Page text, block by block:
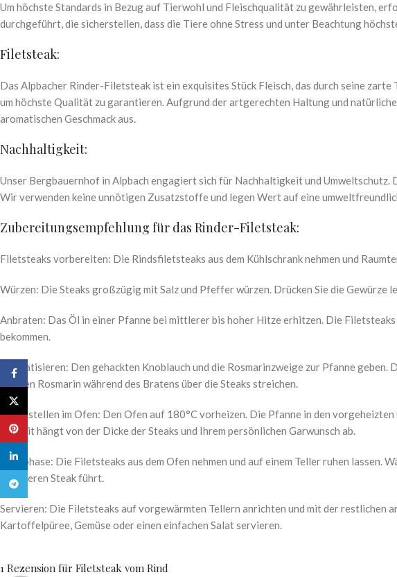
Um höchste Standards in Bezug auf Tierwohl und Fleischqualität zu gewährleisten,
durchgeführt, die sicherstellen, dass die Tiere ohne Stress und unter Beachtung
Filetsteak:
Das Alpbacher Rinder-Filetsteak ist ein exquisites Stück Fleisch, das durch seine
um höchste Qualität zu garantieren. Aufgrund der artgerechten Haltung und
aromatischen Geschmack aus.
Nachhaltigkeit:
Unser Bergbauernhof in Alpbach engagiert sich für Nachhaltigkeit und
Wir verwenden keine unnötigen Zusatzstoffe und legen Wert auf eine
Zubereitungsempfehlung für das Rinder-Filetsteak:
Filetsteaks vorbereiten: Die Rindsfiletsteaks aus dem Kühlschrank nehmen und
Würzen: Die Steaks großzügig mit Salz und Pfeffer würzen. Drücken Sie die Gewürze
Anbraten: Das Öl in einer Pfanne bei mittlerer bis hoher Hitze erhitzen. Die
bekommen.
Aromatisieren: Den gehackten Knoblauch und die Rosmarinzweige zur Pfanne
und den Rosmarin während des Bratens über die Steaks streichen.
Fertigstellen im Ofen: Den Ofen auf 180°C vorheizen. Die Pfanne in den
Garzeit hängt von der Dicke der Steaks und Ihrem persönlichen Garwunsch ab.
Ruhephase: Die Filetsteaks aus dem Ofen nehmen und auf einem Teller ruhen lassen.
saftigeren Steak führt.
Servieren: Die Filetsteaks auf vorgewärmten Tellern anrichten und mit der restlichen
Kartoffelpüree, Gemüse oder einen einfachen Salat servieren.
1 Rezension für Filetsteak vom Rind
Facebook
Pinterest
linkedin
Telegram